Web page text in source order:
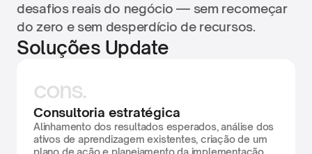
desafios reais do negócio — sem recomeçar
do zero e sem desperdício de recursos.
Soluções Update
cons.
Consultoria estratégica
Alinhamento dos resultados esperados, análise dos
ativos de aprendizagem existentes, criação de um
plano de ação e planejamento da implementação.